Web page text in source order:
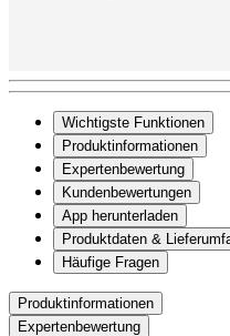
Wichtigste Funktionen
Produktinformationen
Expertenbewertung
Kundenbewertungen
App herunterladen
Produktdaten &
Häufige Fragen
Produktinformationen
Expertenbewertung